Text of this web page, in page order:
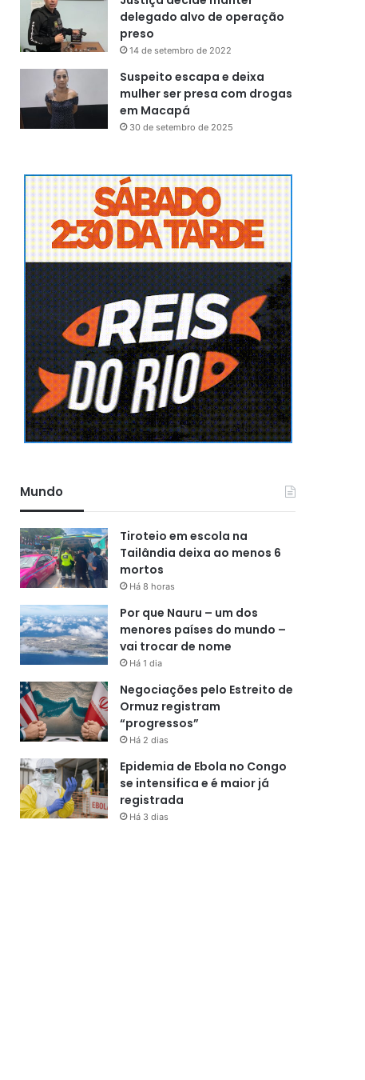
delegado alvo de operação
preso
14 de setembro de 2022
Suspeito escapa e deixa
mulher ser presa com drogas
em Macapá
30 de setembro de 2025
Mundo
Tiroteio em escola na
Tailândia deixa ao menos 6
mortos
Há 8 horas
Por que Nauru – um dos
menores países do mundo –
vai trocar de nome
Há 1 dia
Negociações pelo Estreito de
Ormuz registram
“progressos”
Há 2 dias
Epidemia de Ebola no Congo
se intensifica e é maior já
registrada
Há 3 dias